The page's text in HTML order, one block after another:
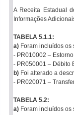
A Receita Estadual
Informações
TABELA 5.1.1:
a) Foram incluídos
- PR010002 –
- PR050001 – Débito
b) Foi alterado a
- PR020071 –
TABELA 5.2:
a) Foram incluídos